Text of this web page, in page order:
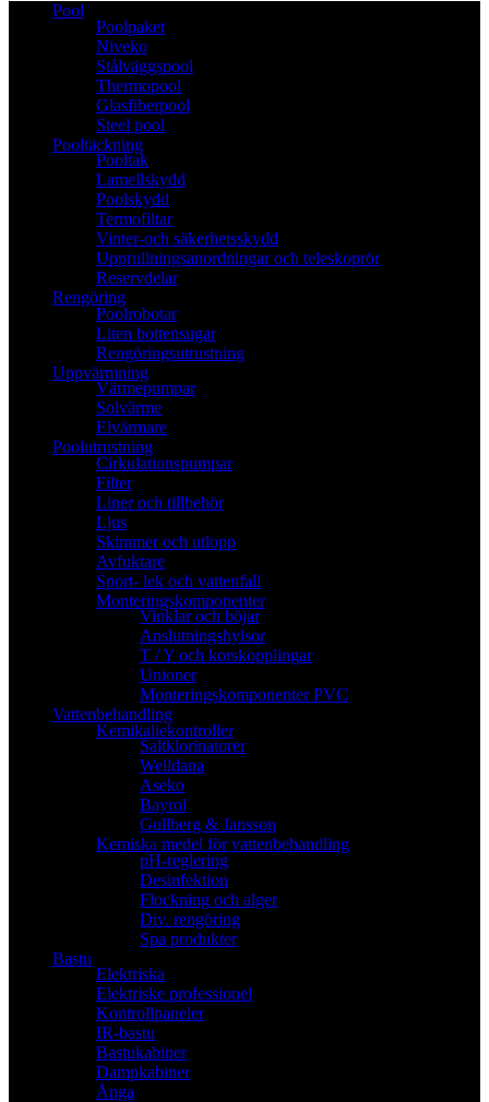
Pool
Poolpaket
Niveko
Stålväggspool
Thermopool
Glasfiberpool
Steel pool
Pooltäckning
Pooltak
Lamellskydd
Poolskydd
Termofiltar
Vinter-och säkerhetsskydd
Upprullningsanordningar och teleskoprör
Reservdelar
Rengöring
Poolrobotar
Liten bottensugar
Rengöringsutrustning
Uppvärmning
Värmepumpar
Solvärme
Elvärmare
Poolutrustning
Cirkulationspumpar
Filter
Liner och tillbehör
Ljus
Skimmer och utlopp
Avfuktare
Sport- lek och vattenfall
Monteringskomponenter
Vinklar och böjar
Anslutningshylsor
T / Y och korskopplingar
Unioner
Monteringskomponenter PVC
Vattenbehandling
Kemikaliekontroller
Saltklorinatorer
Welldana
Aseko
Bayrol
Gullberg & Jansson
Kemiska medel för vattenbehandling
pH-reglering
Desinfektion
Flockning och alger
Div. rengöring
Spa produkter
Bastu
Elektriska
Elektriske professionel
Kontrollpaneler
IR-bastu
Bastukabiner
Dampkabiner
Ånga